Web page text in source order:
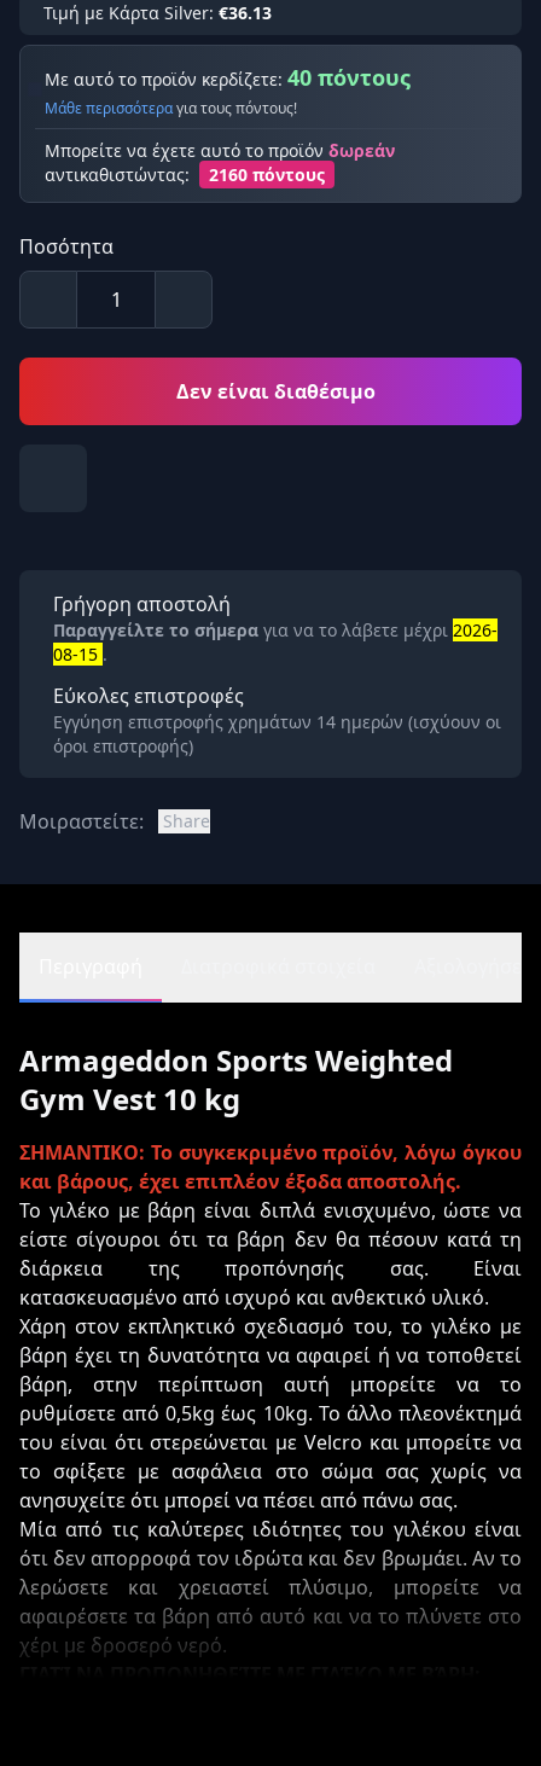
Τιμή με Κάρτα Silver: €36.13
Με αυτό το προϊόν κερδίζετε: 40 πόντους
Μάθε περισσότεραγια τους πόντους!
Μπορείτε να έχετε αυτό το προϊόν δωρεάν
αντικαθιστώντας:
2160 πόντους
Ποσότητα
Δεν είναι διαθέσιμο
Γρήγορη αποστολή
Παραγγείλτε το σήμερα για να το λάβετε μέχρι 2026-
08-15 .
Εύκολες επιστροφές
Εγγύηση επιστροφής χρημάτων 14 ημερών (ισχύουν οι
όροι επιστροφής)
Μοιραστείτε: Share
Armageddon Sports Weighted
Gym Vest 10 kg
ΣΗΜΑΝΤΙΚΟ: Το συγκεκριμένο προϊόν, λόγω όγκου
και βάρους, έχει επιπλέον έξοδα αποστολής.
Το γιλέκο με βάρη είναι διπλά ενισχυμένο, ώστε να
είστε σίγουροι ότι τα βάρη δεν θα πέσουν κατά τη
διάρκεια της προπόνησής σας. Είναι
κατασκευασμένο από ισχυρό και ανθεκτικό υλικό.
Χάρη στον εκπληκτικό σχεδιασμό του, το γιλέκο με
βάρη έχει τη δυνατότητα να αφαιρεί ή να τοποθετεί
βάρη, στην περίπτωση αυτή μπορείτε να το
ρυθμίσετε από 0,5kg έως 10kg. Το άλλο πλεονέκτημά
του είναι ότι στερεώνεται με Velcro και μπορείτε να
το σφίξετε με ασφάλεια στο σώμα σας χωρίς να
ανησυχείτε ότι μπορεί να πέσει από πάνω σας.
Μία από τις καλύτερες ιδιότητες του γιλέκου είναι
ότι δεν απορροφά τον ιδρώτα και δεν βρωμάει. Αν το
λερώσετε και χρειαστεί πλύσιμο, μπορείτε να
αφαιρέσετε τα βάρη από αυτό και να το πλύνετε στο
χέρι με δροσερό νερό.